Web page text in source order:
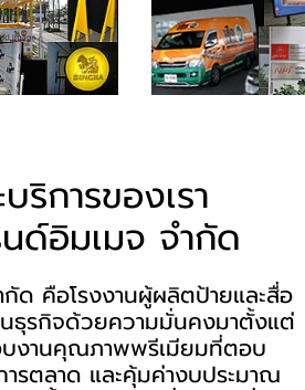
ริการของเรา
ด์อิมเมจ จำกัด
ด คือโรงงานผู้ผลิตป้ายและสื่อ
ธุรกิจด้วยความมั่นคงมาตั้งแต่
งานคุณภาพพรีเมียมที่ตอบ
รตลาด และคุ้มค่างบประมาณ